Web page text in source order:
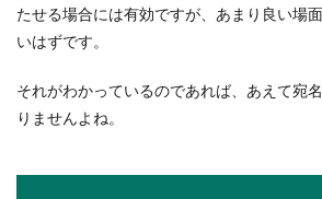
たせる場合には有効ですが、あまり良い場
いはずです。
それがわかっているのであれば、あえて宛
りませんよね。